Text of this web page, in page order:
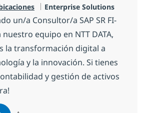
Categoría
Enterprise Solutions
un/a Consultor/a SAP SR FI-
equipo en NTT DATA,
la transformación digital a
y la innovación. Si tienes
y gestión de activos